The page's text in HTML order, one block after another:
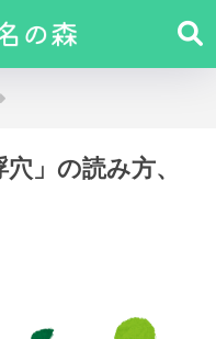
」の読み方、